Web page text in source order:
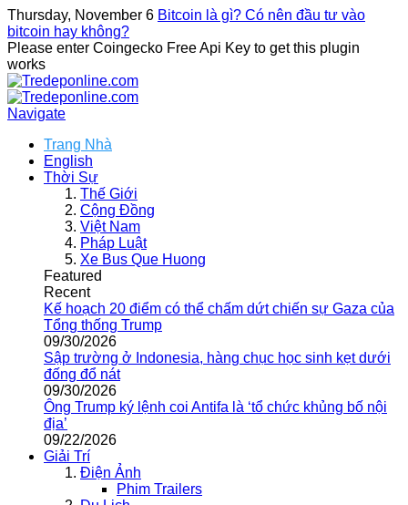
Thursday, November 6 Bitcoin là gì? Có nên đầu tư vào
bitcoin hay không?
Please enter Coingecko Free Api Key to get this plugin
works
Navigate
Trang Nhà
English
Thời Sự
Thế Giới
Cộng Đồng
Việt Nam
Pháp Luật
Xe Bus Que Huong
Featured
Recent
Kế hoạch 20 điểm có thể chấm dứt chiến sự Gaza của
Tổng thống Trump
09/30/2026
Sập trường ở Indonesia, hàng chục học sinh kẹt dưới
đống đổ nát
09/30/2026
Ông Trump ký lệnh coi Antifa là ‘tổ chức khủng bố nội
địa’
09/22/2026
Giải Trí
Điện Ảnh
Phim Trailers